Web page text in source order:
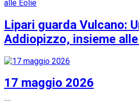
Lipari guarda Vulcano:
Addiopizzo, insieme
17 maggio 2026